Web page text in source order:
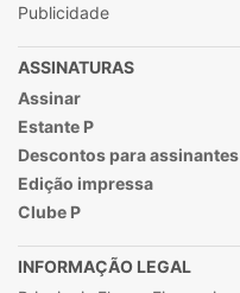
Publicidade
ASSINATURAS
Assinar
Estante P
Descontos para assinantes
Edição impressa
Clube P
INFORMAÇÃO LEGAL